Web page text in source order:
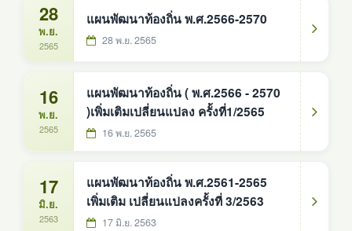
28
พ.ย.
2565
แผนพัฒนาท้องถิ่น พ.ศ.2566-2570
28 พ.ย. 2565
16
พ.ย.
2565
แผนพัฒนาท้องถิ่น ( พ.ศ.2566 - 2570
)เพิ่มเติมเปลี่ยนแปลง ครั้งที่1/2565
16 พ.ย. 2565
17
มิ.ย.
2563
แผนพัฒนาท้องถิ่น พ.ศ.2561-2565
เพิ่มเติม เปลี่ยนแปลงครั้งที่ 3/2563
17 มิ.ย. 2563